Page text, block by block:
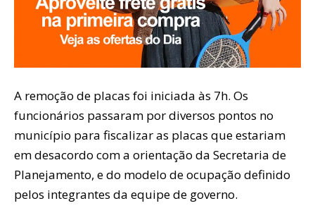
A remoção de placas foi iniciada às 7h. Os
funcionários passaram por diversos pontos no
município para fiscalizar as placas que estariam
em desacordo com a orientação da Secretaria de
Planejamento, e do modelo de ocupação definido
pelos integrantes da equipe de governo.